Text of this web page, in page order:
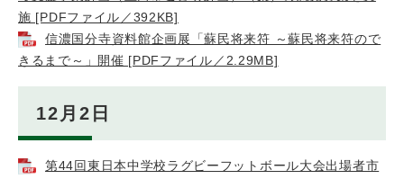
施 [PDFファイル／392KB]
信濃国分寺資料館企画展「蘇民将来符 ～蘇民将来符ので
きるまで～」開催 [PDFファイル／2.29MB]
12月2日
第44回東日本中学校ラグビーフットボール大会出場者市